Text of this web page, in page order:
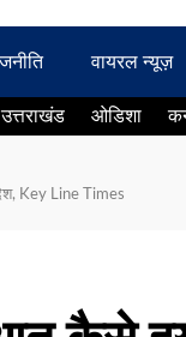
वायरल न्यूज़
उत्तराखंड ओडिशा
Key Line Times